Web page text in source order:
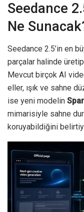
Seedance
Ne
Seedance 2.5’in en
parçalar halinde
Mevcut birçok AI
eller, ışık ve sahne
ise yeni modelin
mimarisiyle sahne
koruyabildiğini